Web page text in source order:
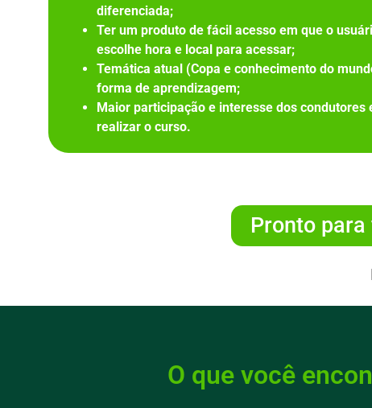
diferenciada;
Ter um produto de fácil acesso em que o
escolhe hora e local para acessar;
Temática atual (Copa e conhecimento do
forma de aprendizagem;
Maior participação e interesse dos condutores
realizar o curso.
Pronto
O que você